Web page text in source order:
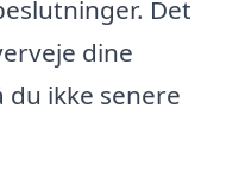
Det
dine
ikke senere